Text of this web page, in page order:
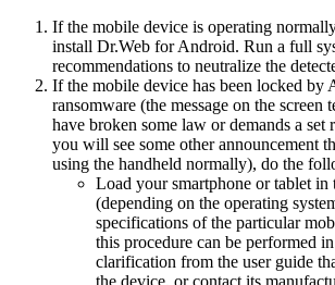
If the mobile device is operating
install Dr.Web for Android. Run a full
recommendations to neutralize the
If the mobile device has been locked by
ransomware (the message on the screen
have broken some law or demands a set
you will see some other announcement
using the handheld normally), do the
Load your smartphone or tablet in
(depending on the operating
specifications of the particular
this procedure can be performed
clarification from the user guide
the device, or contact its